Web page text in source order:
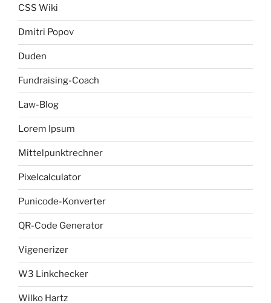
CSS Wiki
Dmitri Popov
Duden
Fundraising-Coach
Law-Blog
Lorem Ipsum
Mittelpunktrechner
Pixelcalculator
Punicode-Konverter
QR-Code Generator
Vigenerizer
W3 Linkchecker
Wilko Hartz